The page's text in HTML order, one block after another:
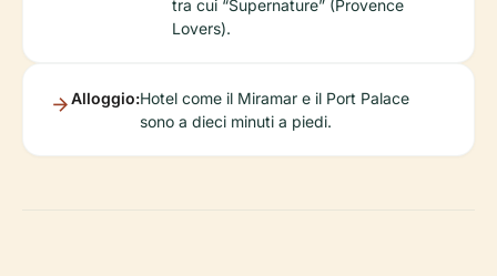
tra cui “Supernature” (Provence
Lovers).
Alloggio:Hotel come il Miramar e il Port Palace
sono a dieci minuti a piedi.